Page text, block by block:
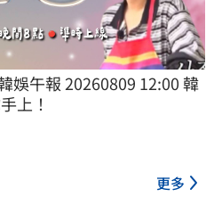
娛午報 20260809 12:00 韓
上！
更多